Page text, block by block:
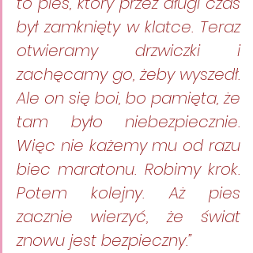
był zamknięty w klatce. Teraz
otwieramy drzwiczki i
zachęcamy go, żeby wyszedł.
Ale on się boi, bo pamięta, że
tam było niebezpiecznie.
Więc nie każemy mu od razu
biec maratonu. Robimy krok.
Potem kolejny. Aż pies
zacznie wierzyć, że świat
znowu jest bezpieczny.”